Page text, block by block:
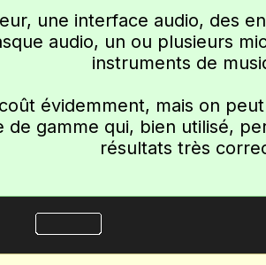
une interface audio, des
audio, un ou plusieurs
instruments de
évidemment, mais on
de gamme qui, bien utilisé,
résultats très